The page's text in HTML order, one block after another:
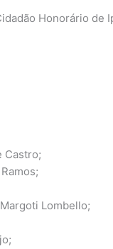
Honorário de
Castro;
Lombello;